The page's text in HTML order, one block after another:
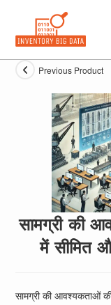
content
Previous Product
सामग्री की
में सीमित
सामग्री की आवश्यकताओं